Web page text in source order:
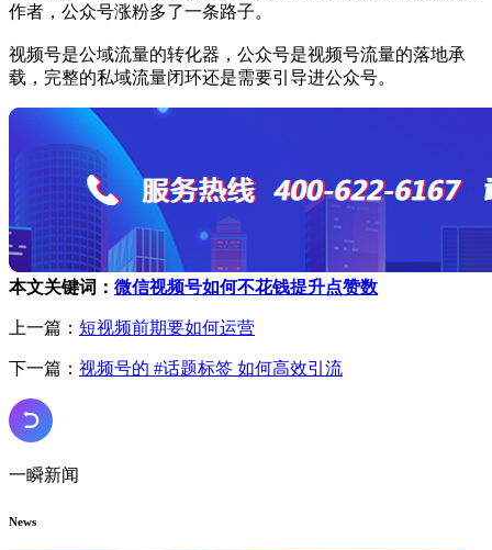
作者，公众号涨粉多了一条路子。
视频号是公域流量的转化器，公众号是视频号流量的落地承
载，完整的私域流量闭环还是需要引导进公众号。
本文关键词： 微信视频号如何不花钱提升点赞数
上一篇： 短视频前期要如何运营
下一篇： 视频号的 #话题标签 如何高效引流
一瞬新闻
News